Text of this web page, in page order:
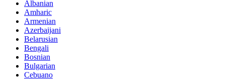
Albanian
Amharic
Armenian
Azerbaijani
Belarusian
Bengali
Bosnian
Bulgarian
Cebuano